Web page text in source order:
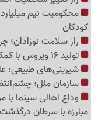
محکومیت نیم
کودکان
راز سلامت
تولید 16 ویروس با کمک هوش مصنوعی!
شیرینی‌های طبیعی؛
سازمان ملل؛
مبارزه با سرطان درگذشت